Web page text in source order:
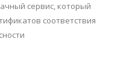
сервис, который
соответствия